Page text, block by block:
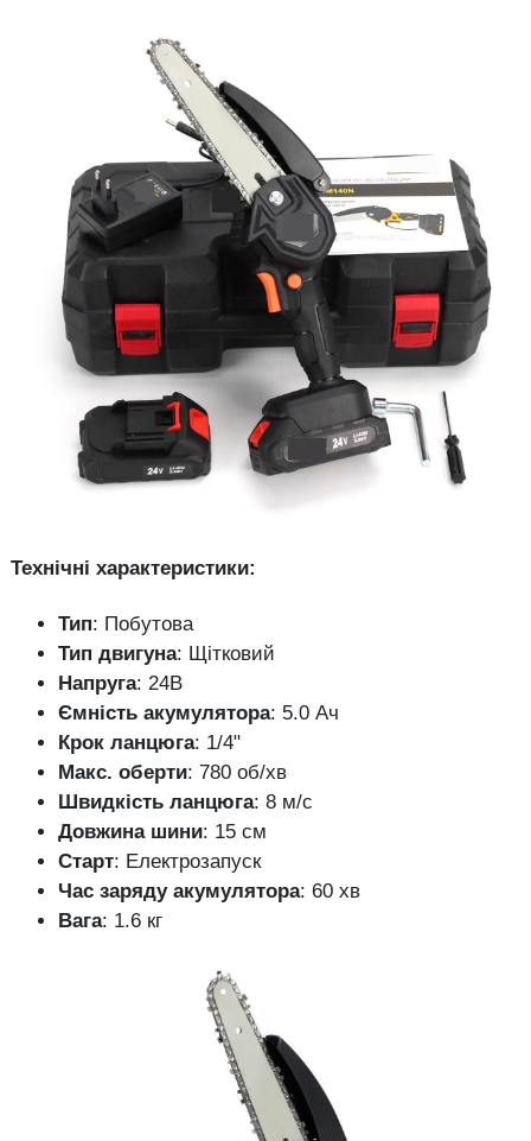
Технічні характеристики:
Тип: Побутова
Тип двигуна: Щітковий
Напруга: 24В
Ємність акумулятора: 5.0 Ач
Крок ланцюга: 1/4"
Макс. оберти: 780 об/хв
Швидкість ланцюга: 8 м/с
Довжина шини: 15 см
Старт: Електрозапуск
Час заряду акумулятора: 60 хв
Вага: 1.6 кг